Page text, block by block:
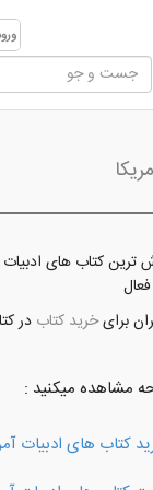
ترین کتاب های ادبیات
برایخرید کتاب در
مشاهده میکنید :
کتاب های ادبیات